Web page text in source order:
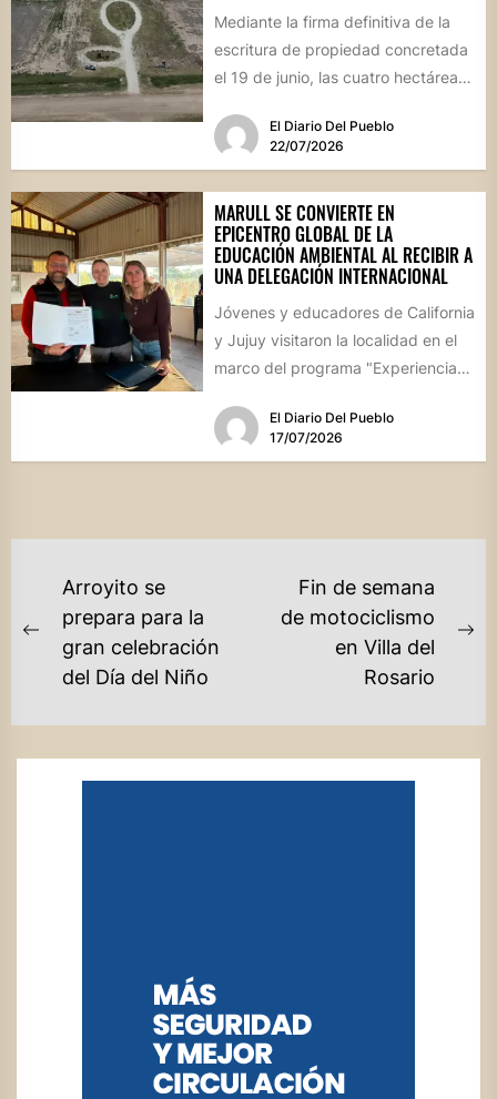
Mediante la firma definitiva de la
escritura de propiedad concretada
el 19 de junio, las cuatro hectáreas
El Diario Del Pueblo
22/07/2026
MARULL SE CONVIERTE EN
EPICENTRO GLOBAL DE LA
EDUCACIÓN AMBIENTAL AL RECIBIR A
UNA DELEGACIÓN INTERNACIONAL
Jóvenes y educadores de California
y Jujuy visitaron la localidad en el
marco del programa "Experiencia
El Diario Del Pueblo
17/07/2026
NAVEGACIÓN
DE
ENTRADAS
Previous
post:
Arroyito se
prepara para la
gran celebración
del Día del Niño
Fin de semana
de motociclismo
en Villa del
Rosario